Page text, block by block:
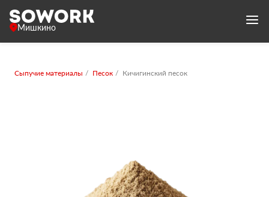
Мишкино
Сыпучие материалы Песок Кичигинский песок